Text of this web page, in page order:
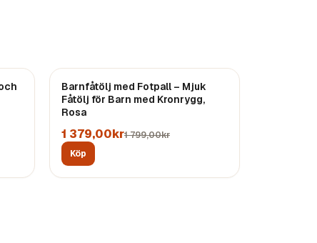
REA
Barnfåtölj med Fotpall – Mjuk
Fåtölj för Barn med Kronrygg,
Rosa
1 379,00kr1 799,00kr
Köp